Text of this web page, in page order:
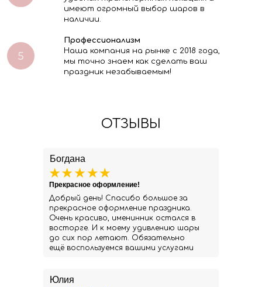
имеют огромный выбор шаров в
наличии.
Профессионализм
Наша компания на рынке с 2018 года,
мы точно знаем как сделать ваш
праздник незабываемым!
ОТЗЫВЫ
Юлия
Богдана
Добрый день! Спасибо большое за
прекрасное оформление праздника.
Очень красиво, именинник остался в
восторге. И к моему удивлению шары
до сих пор летают. Обязательно
ещё воспользуемся вашими услугами
Прекрасное оформление!